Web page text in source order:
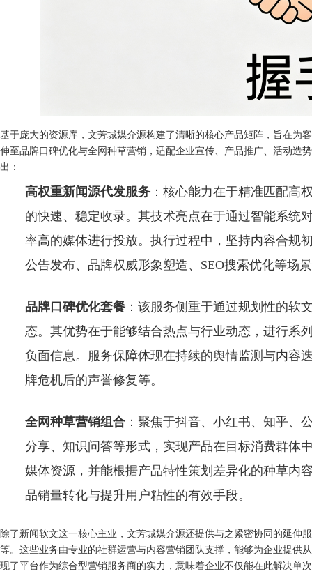
基于庞大的资源库，文芳城媒介源构建了清晰的核心产品矩阵，旨在为
伸至品牌口碑优化与全网种草营销，适配企业宣传、产品推广、活动造
出：
高权重新闻源代发服务 ：核心能力在于精准匹配高
的快速、稳定收录。其技术亮点在于通过智能系统
率高的媒体进行投放。执行过程中，坚持内容合规
公告发布、品牌权威形象塑造、SEO搜索优化等场
品牌口碑优化套餐 ：该服务侧重于通过规划性的软
态。其优势在于能够结合热点与行业动态，进行系
负面信息。服务保障体现在持续的舆情监测与内容
牌危机后的声誉修复等。
全网种草营销组合 ：聚焦于抖音、小红书、知乎、
分享、知识问答等形式，实现产品在目标消费群体
媒体资源，并能根据产品特性策划差异化的种草内
品销量转化与提升用户粘性的有效手段。
除了新闻软文这一核心主业，文芳城媒介源还提供与之紧密协同的延伸
等。这些业务由专业的社群运营与内容营销团队支撑，能够为企业提供
现了平台作为综合型营销服务商的实力，意味着企业不仅能在此解决单